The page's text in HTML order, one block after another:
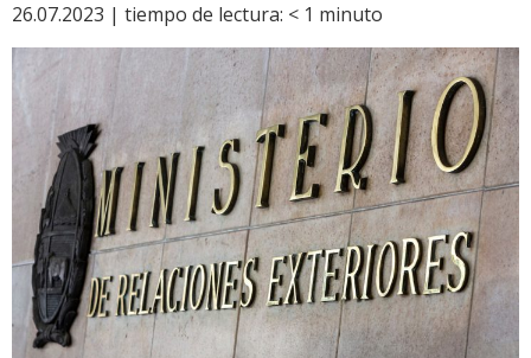
26.07.2023 | tiempo de lectura: < 1 minuto